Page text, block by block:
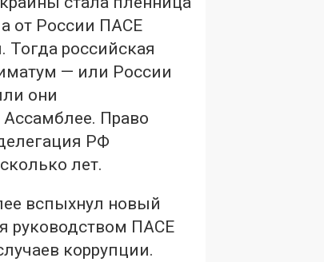
от России ПАСЕ
Тогда российская
— или России
они
Ассамблее. Право
РФ
лет.
вспыхнул новый
руководством ПАСЕ
коррупции.